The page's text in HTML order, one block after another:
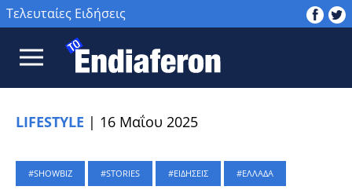
Τελευταίες Ειδήσεις
LIFESTYLE | 16 Μαΐου 2025
SHOWBIZ STORIES ΕΙΔΗΣΕΙΣ ΕΛΛΑΔΑ